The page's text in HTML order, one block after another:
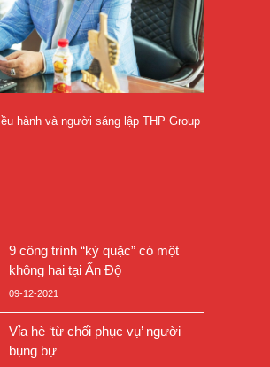
hành và người sáng lập THP Group
9 công trình “kỳ quặc” có một
không hai tại Ấn Độ
09-12-2021
Vỉa hè ‘từ chối phục vụ’ người
bụng bự